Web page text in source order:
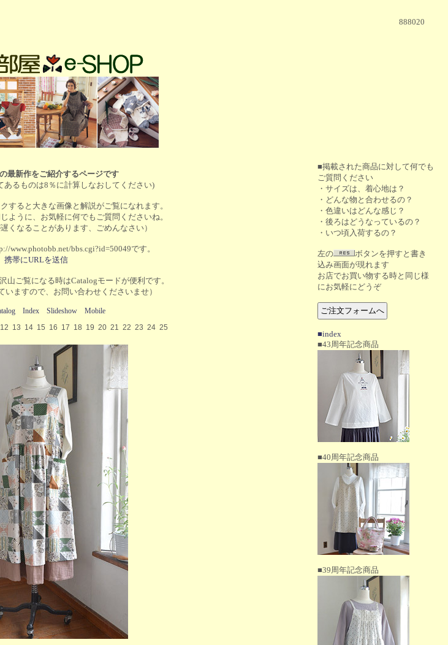
888020
最新作をご紹介するページです
あるものは8％に計算しなおしてください)
すると大きな画像と解説がご覧になれます。
ように、お気軽に何でもご質問くださいね。
くなることがあります、ごめんなさい）
www.photobb.net/bbs.cgi?id=50049です。
携帯にURLを送信
山ご覧になる時はCatalogモードが便利です。
いますので、お問い合わせくださいませ）
Index Slideshow
Mobile
12 13 14 15 16 17 18 19 20 21 22 23 24 25
■掲載された商品に対して何でも
ご質問ください
・サイズは、着心地は？
・どんな物と合わせるの？
・色違いはどんな感じ？
・後ろはどうなっているの？
・いつ頃入荷するの？
左の
ボタンを押すと書き
込み画面が現れます
お店でお買い物する時と同じ様
にお気軽にどうぞ
■index
■43周年記念商品
■40周年記念商品
■39周年記念商品